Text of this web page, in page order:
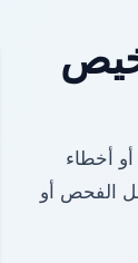
أخطاء
الفحص أو